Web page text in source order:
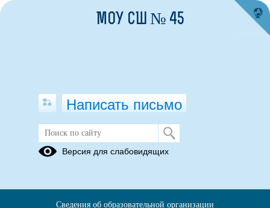
Публикации за 16.05.2026
МОУ СШ № 45
Написать письмо
Версия для слабовидящих
Сведения об образовательной организации